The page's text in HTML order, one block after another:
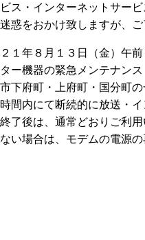
ス・インターネットサー
惑をおかけ致しますが、
８月１３日（金）午前
ー機器の緊急メンテナンス
下府町・上府町・国分町の
間内にて断続的に放送・
は、通常どおりご利用
場合は、モデムの電源の